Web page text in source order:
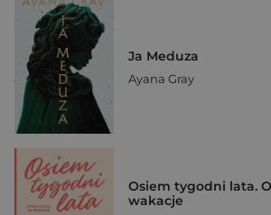
Ja Meduza
Ayana Gray
Osiem tygodni lata.
wakacje